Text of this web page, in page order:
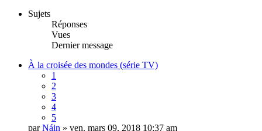
Sujets
Réponses
Vues
Dernier message
À la croisée des mondes (série TV)
1
2
3
4
5
parNáin » ven. mars 09, 2018 10:37 am